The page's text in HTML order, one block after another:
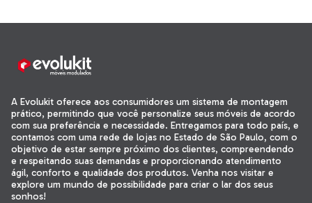
A Evolukit oferece aos consumidores um sistema de montagem
prático, permitindo que você personalize seus móveis de acordo
com sua preferência e necessidade. Entregamos para todo país, e
contamos com uma rede de lojas no Estado de São Paulo, com o
objetivo de estar sempre próximo dos clientes, compreendendo
e respeitando suas demandas e proporcionando atendimento
ágil, conforto e qualidade dos produtos. Venha nos visitar e
explore um mundo de possibilidade para criar o lar dos seus
sonhos!